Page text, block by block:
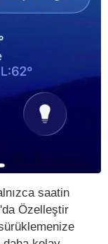
saatin
Özelleştir